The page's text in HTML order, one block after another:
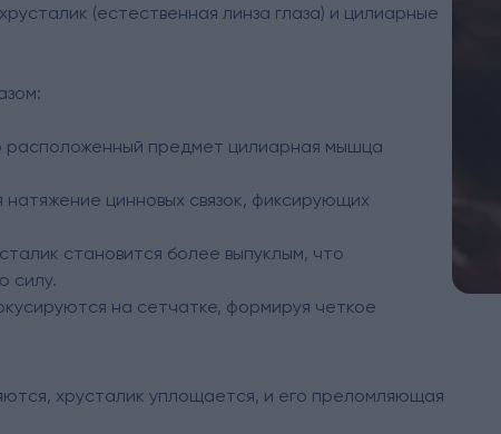
(естественная линза глаза) и цилиарные
расположенный предмет цилиарная мышца
цинновых связок, фиксирующих
становится более выпуклым, что
силу.
на сетчатке, формируя четкое
хрусталик уплощается, и его преломляющая